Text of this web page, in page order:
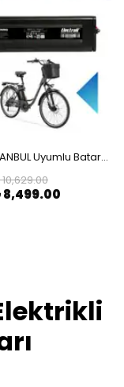
Arora İSTANBUL Uyumlu Batarya (Standart Kapasite) 36V 10Ah Güçlendirilmiş Elektrikli Bisiklet Bataryası
8,499.00